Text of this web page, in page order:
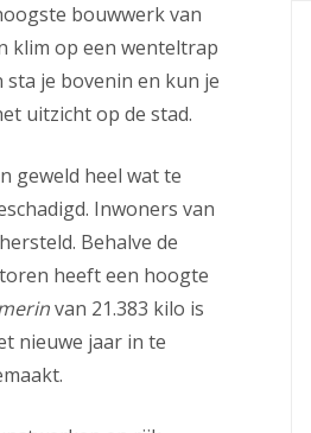
bouwwerk van
klim op een wenteltrap
sta je bovenin en kun je
uitzicht op de stad.
geweld heel wat te
Inwoners van
Behalve de
heeft een hoogte
van 21.383 kilo is
nieuwe jaar in te